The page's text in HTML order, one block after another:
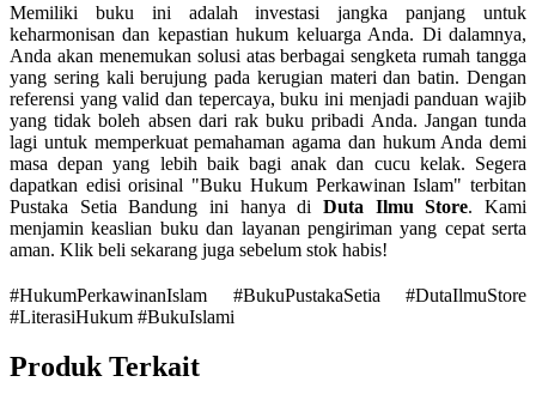
Memiliki buku ini adalah investasi jangka panjang untuk
keharmonisan dan kepastian hukum keluarga Anda. Di dalamnya,
Anda akan menemukan solusi atas berbagai sengketa rumah tangga
yang sering kali berujung pada kerugian materi dan batin. Dengan
referensi yang valid dan tepercaya, buku ini menjadi panduan wajib
yang tidak boleh absen dari rak buku pribadi Anda. Jangan tunda
lagi untuk memperkuat pemahaman agama dan hukum Anda demi
masa depan yang lebih baik bagi anak dan cucu kelak. Segera
dapatkan edisi orisinal "Buku Hukum Perkawinan Islam" terbitan
Pustaka Setia Bandung ini hanya di Duta Ilmu Store. Kami
menjamin keaslian buku dan layanan pengiriman yang cepat serta
aman. Klik beli sekarang juga sebelum stok habis!
#HukumPerkawinanIslam #BukuPustakaSetia #DutaIlmuStore
#LiterasiHukum #BukuIslami
Produk Terkait